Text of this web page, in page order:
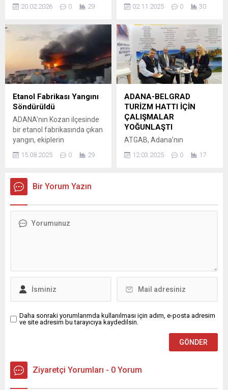
program kapsamında
gazilerle iftar programı
düzenlendi. Adana Valiliği
koordinesinde gerçekleşen
programa Adana Valisi
Mustafa Yavuz, il protokolü
ve davetliler katıldı. AK Parti
Adana İl Başkanı Tamer
Dağlı da iftar programında
gazilerle...
20.02.2026 0 29
buluşmaya davet ediyor.
çağdaş sanatla buluşturan
2. Akdeniz Bienali, bu yıl
“Akdeniz! Akdeniz! / Mare
Nostrum!” temasıyla
sanatseverlerle buluştu. 15
Ekim – 30 Kasım 2025
tarihleri arasında Tarsus,
Mersin, Adana, Hatay ve...
02.11.2025 0 30
Etanol Fabrikası Yangını
Söndürüldü
ADANA’nın Kozan ilçesinde
bir etanol fabrikasında çıkan
yangın, ekiplerin
söndürüldü. Yangın, Kozan
Bölgesi’nde faaliyet
gösteren bir etanol
belirlenen yangın kısa
15.08.2025 0 29
ADANA-BELGRAD
TURİZM HATTI İÇİN
ÇALIŞMALAR
YOĞUNLAŞTI
ATGAB, Adana’nın
destinasyonu haline gelmesi
çalışmalarına devam ediyor.
12.03.2025 0 17
Bir Yorum Yazın
Daha sonraki yorumlarımda kullanılması için adım, e-posta adresim
ve site adresim bu tarayıcıya kaydedilsin.
Ziyaretçi Yorumları - 0 Yorum